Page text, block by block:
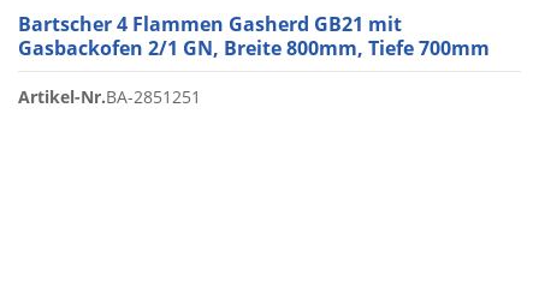
Bartscher 4 Flammen Gasherd GB21 mit
Gasbackofen 2/1 GN, Breite 800mm, Tiefe 700mm
Artikel-Nr.BA-2851251